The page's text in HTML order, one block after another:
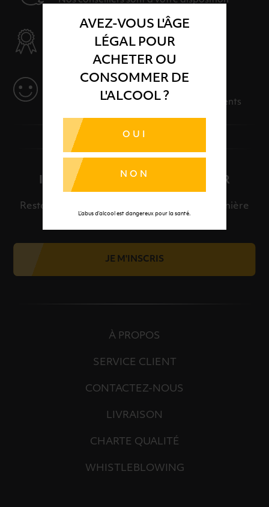
AVEZ-VOUS L'ÂGE
LÉGAL POUR
ACHETER OU
CONSOMMER DE
L'ALCOOL ?
OUI
NON
L’abus d’alcool est dangereux pour la santé.
SÉLECTION & QUALITÉ
SERVICE
Des solutions adaptées à vos événements
INSCRIPTION À LA NEWSLETTER
Restez informé et découvrez en avant-première
JE M'INSCRIS
À PROPOS
SERVICE CLIENT
CONTACTEZ-NOUS
LIVRAISON
CHARTE QUALITÉ
WHISTLEBLOWING